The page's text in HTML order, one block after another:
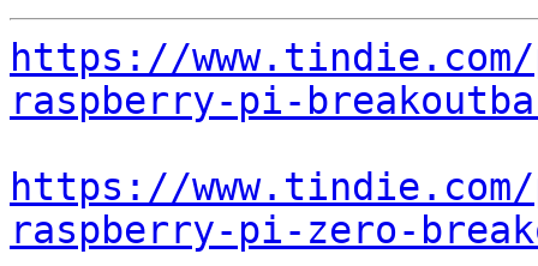
https://
raspberry-pi-
https://
raspberry-pi-zero-